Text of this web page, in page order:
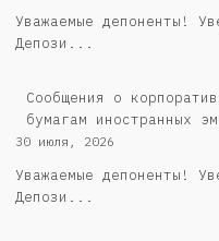
Уважаемые депоненты!
Депози...
Сообщения о
бумагам иностранных
30 июля, 2026
Уважаемые депоненты!
Депози...